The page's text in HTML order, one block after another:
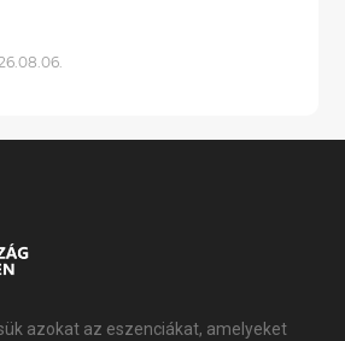
azokat az eszenciákat, amelyeket